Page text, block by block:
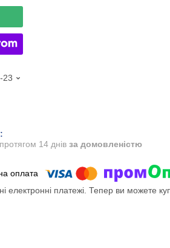
23
14 днів за домовленістю
електронні платежі. Тепер ви можете